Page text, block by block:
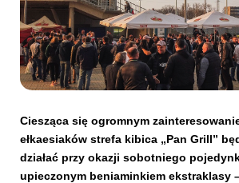
SKLEP KUP BILET
Ciesząca się ogromnym
ełkaesiaków strefa kibica „Pan Grill”
działać przy okazji sobotniego
upieczonym beniaminkiem ekstraklasy